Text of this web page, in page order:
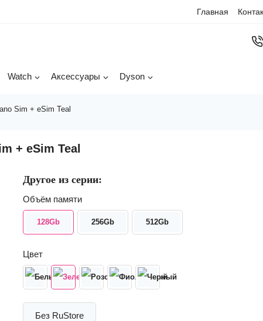
Главная
Watch Аксессуары Dyson
Sim + eSim Teal
+ eSim Teal
Другое из серии:
Объём памяти
128Gb 256Gb 512Gb
Цвет
Без RuStore